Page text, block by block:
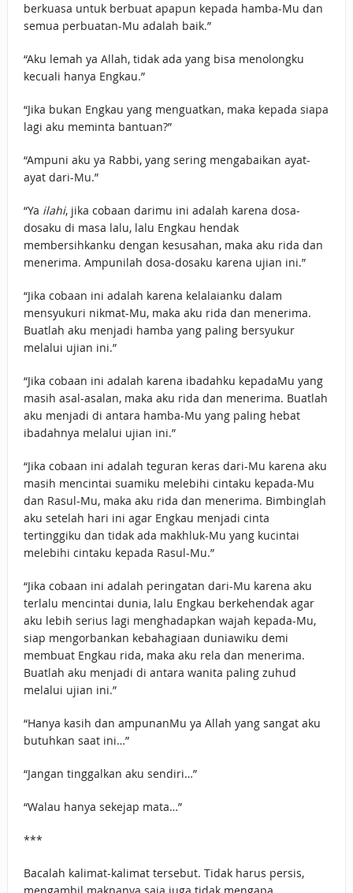
berkuasa untuk berbuat apapun kepada hamba-Mu dan
semua perbuatan-Mu adalah baik.”
“Aku lemah ya Allah, tidak ada yang bisa menolongku
kecuali hanya Engkau.”
“Jika bukan Engkau yang menguatkan, maka kepada siapa
lagi aku meminta bantuan?”
“Ampuni aku ya Rabbi, yang sering mengabaikan ayat-
ayat dari-Mu.”
“Ya ilahi, jika cobaan darimu ini adalah karena dosa-
dosaku di masa lalu, lalu Engkau hendak
membersihkanku dengan kesusahan, maka aku rida dan
menerima. Ampunilah dosa-dosaku karena ujian ini.”
“Jika cobaan ini adalah karena kelalaianku dalam
mensyukuri nikmat-Mu, maka aku rida dan menerima.
Buatlah aku menjadi hamba yang paling bersyukur
melalui ujian ini.”
“Jika cobaan ini adalah karena ibadahku kepadaMu yang
masih asal-asalan, maka aku rida dan menerima. Buatlah
aku menjadi di antara hamba-Mu yang paling hebat
ibadahnya melalui ujian ini.”
“Jika cobaan ini adalah teguran keras dari-Mu karena aku
masih mencintai suamiku melebihi cintaku kepada-Mu
dan Rasul-Mu, maka aku rida dan menerima. Bimbinglah
aku setelah hari ini agar Engkau menjadi cinta
tertinggiku dan tidak ada makhluk-Mu yang kucintai
melebihi cintaku kepada Rasul-Mu.”
“Jika cobaan ini adalah peringatan dari-Mu karena aku
terlalu mencintai dunia, lalu Engkau berkehendak agar
aku lebih serius lagi menghadapkan wajah kepada-Mu,
siap mengorbankan kebahagiaan duniawiku demi
membuat Engkau rida, maka aku rela dan menerima.
Buatlah aku menjadi di antara wanita paling zuhud
melalui ujian ini.”
“Hanya kasih dan ampunanMu ya Allah yang sangat aku
butuhkan saat ini…”
“Jangan tinggalkan aku sendiri…”
“Walau hanya sekejap mata…”
***
Bacalah kalimat-kalimat tersebut. Tidak harus persis,